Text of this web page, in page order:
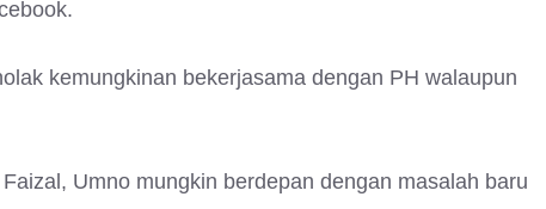
kemungkinan bekerjasama dengan PH walaupun
Umno mungkin berdepan dengan masalah baru